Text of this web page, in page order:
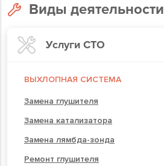
Виды деятельности
Услуги СТО
ВЫХЛОПНАЯ СИСТЕМА
Замена глушителя
Замена катализатора
Замена лямбда-зонда
Ремонт глушителя